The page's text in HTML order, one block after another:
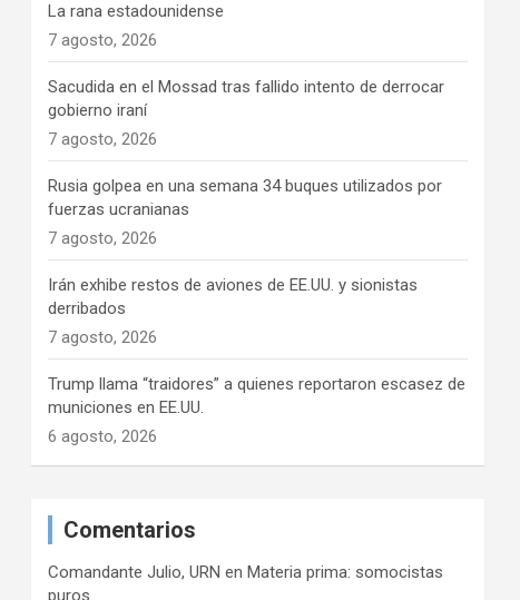
La rana estadounidense
7 agosto, 2026
Sacudida en el Mossad tras fallido intento de derrocar
gobierno iraní
7 agosto, 2026
Rusia golpea en una semana 34 buques utilizados por
fuerzas ucranianas
7 agosto, 2026
Irán exhibe restos de aviones de EE.UU. y sionistas
derribados
7 agosto, 2026
Trump llama “traidores” a quienes reportaron escasez de
municiones en EE.UU.
6 agosto, 2026
Comentarios
Comandante Julio, URN en Materia prima: somocistas